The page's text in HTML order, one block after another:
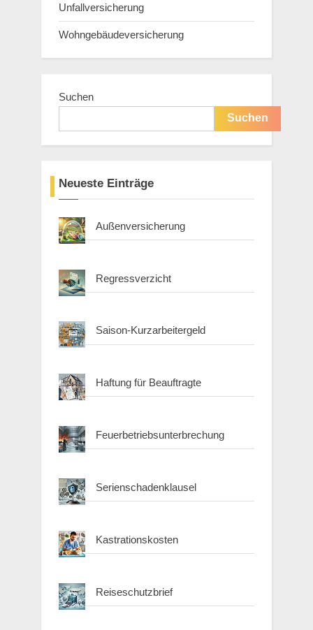
Unfallversicherung
Wohngebäudeversicherung
Suchen
Suchen
Neueste Einträge
Außenversicherung
Regressverzicht
Saison-Kurzarbeitergeld
Haftung für Beauftragte
Feuerbetriebsunterbrechung
Serienschadenklausel
Kastrationskosten
Reiseschutzbrief